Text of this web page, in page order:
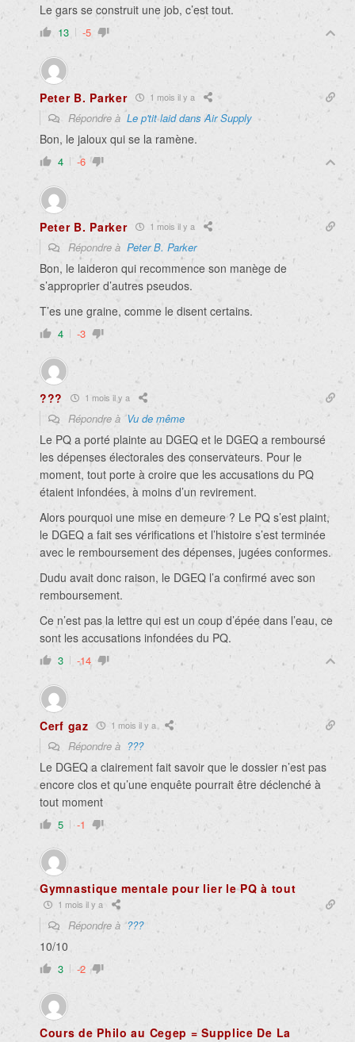
Le gars se construit une job, c’est tout.
13 -5
Peter B. Parker 1 mois il y a
Répondre à Le p'tit laid dans Air Supply
Bon, le jaloux qui se la ramène.
4 -6
Peter B. Parker 1 mois il y a
Répondre à Peter B. Parker
Bon, le laideron qui recommence son manège de
s’approprier d’autres pseudos.
T’es une graine, comme le disent certains.
4 -3
??? 1 mois il y a
Répondre àVu de même
Le PQ a porté plainte au DGEQ et le DGEQ a remboursé
les dépenses électorales des conservateurs. Pour le
moment, tout porte à croire que les accusations du PQ
étaient infondées, à moins d’un revirement.
Alors pourquoi une mise en demeure ? Le PQ s’est plaint,
le DGEQ a fait ses vérifications et l’histoire s’est terminée
avec le remboursement des dépenses, jugées conformes.
Dudu avait donc raison, le DGEQ l’a confirmé avec son
remboursement.
Ce n’est pas la lettre qui est un coup d’épée dans l’eau, ce
sont les accusations infondées du PQ.
3 -14
Cerf gaz 1 mois il y a
Répondre à ???
Le DGEQ a clairement fait savoir que le dossier n’est pas
encore clos et qu’une enquête pourrait être déclenché à
tout moment
5 -1
Gymnastique mentale pour lier le PQ à tout
1 mois il y a
Répondre à???
10/10
3 -2
Cours de Philo au Cegep = Supplice De La